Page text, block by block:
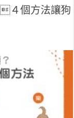
４個方法讓狗